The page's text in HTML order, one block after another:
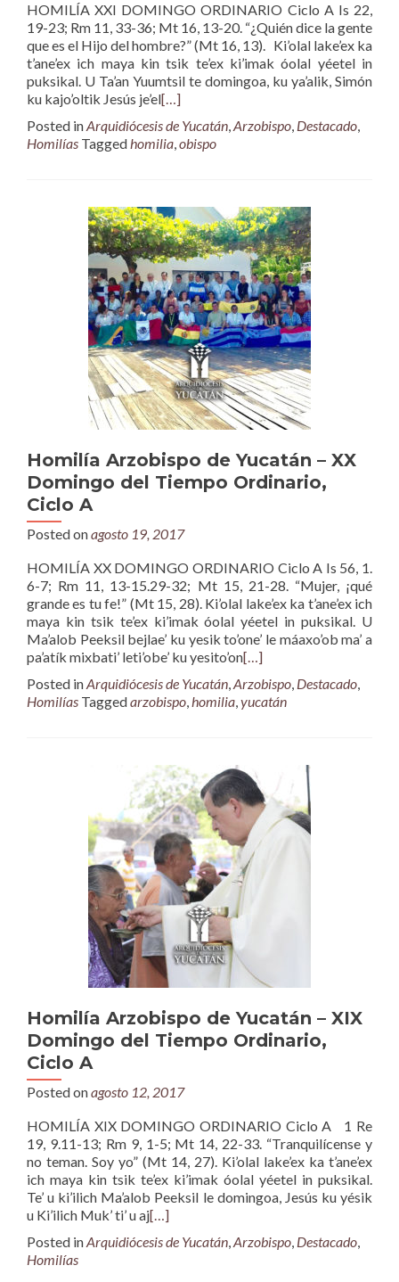
HOMILÍA XXI DOMINGO ORDINARIO Ciclo A Is 22,
19-23; Rm 11, 33-36; Mt 16, 13-20. “¿Quién dice la gente
que es el Hijo del hombre?” (Mt 16, 13). Ki’olal lake’ex ka
t’ane’ex ich maya kin tsik te’ex ki’imak óolal yéetel in
puksikal. U Ta’an Yuumtsil te domingoa, ku ya’alik, Simón
ku kajo’oltik Jesús je’el[…]
Posted inArquidiócesis de Yucatán,Arzobispo, Destacado,
Homilías Taggedhomilia,obispo
Homilía Arzobispo de Yucatán – XX
Domingo del Tiempo Ordinario,
Ciclo A
Posted onagosto 19, 2017
HOMILÍA XX DOMINGO ORDINARIO Ciclo A Is 56, 1.
6-7; Rm 11, 13-15.29-32; Mt 15, 21-28. “Mujer, ¡qué
grande es tu fe!” (Mt 15, 28). Ki’olal lake’ex ka t’ane’ex ich
maya kin tsik te’ex ki’imak óolal yéetel in puksikal. U
Ma’alob Peeksil bejlae’ ku yesik to’one’ le máaxo’ob ma’ a
pa’atík mixbati’ leti’obe’ ku yesito’on[…]
Posted inArquidiócesis de Yucatán,Arzobispo, Destacado,
Homilías Taggedarzobispo,homilia,yucatán
Homilía Arzobispo de Yucatán – XIX
Domingo del Tiempo Ordinario,
Ciclo A
Posted onagosto 12, 2017
HOMILÍA XIX DOMINGO ORDINARIO Ciclo A 1 Re
19, 9.11-13; Rm 9, 1-5; Mt 14, 22-33. “Tranquilícense y
no teman. Soy yo” (Mt 14, 27). Ki’olal lake’ex ka t’ane’ex
ich maya kin tsik te’ex ki’imak óolal yéetel in puksikal.
Te’ u ki’ilich Ma’alob Peeksil le domingoa, Jesús ku yésik
u Ki’ilich Muk’ ti’ u aj[…]
Posted inArquidiócesis de Yucatán,Arzobispo, Destacado,
Homilías